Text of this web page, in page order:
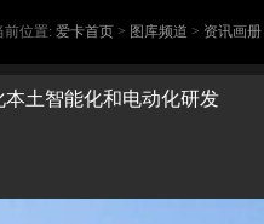
前位置: 爱卡首页 > 图库频道 > 资讯画册
本土智能化和电动化研发